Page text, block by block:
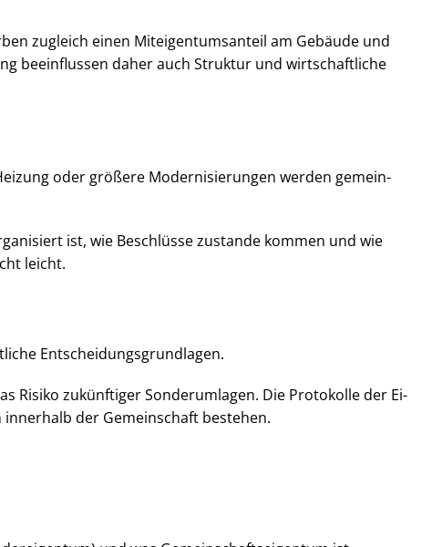
zugleich einen Mit­ei­gen­tums­an­teil am Gebäude und
beeinflussen daher auch Struktur und wirtschaftliche
oder größere Mo­der­ni­sie­run­gen werden ge­mein­
ist, wie Beschlüsse zustande kommen und wie
leicht.
Ent­schei­dungs­grund­la­gen.
Risiko zukünftiger Sonderumlagen. Die Protokolle der Ei­
der Gemeinschaft bestehen.